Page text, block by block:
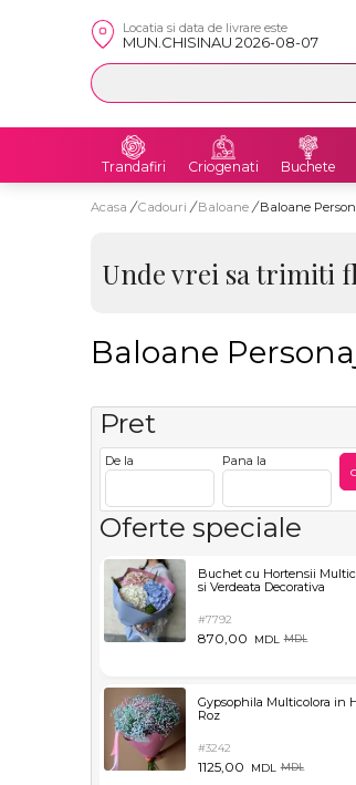
Locatia si data de livrare este
MUN.CHISINAU 2026-08-07
Trandafiri Criogenati Buchete
Acasa / Cadouri / Baloane / Baloane
Unde vrei sa trimiti
Baloane
Pret
De la Pana la
Oferte speciale
Buchet cu Hortensii
si Verdeata Decorativa
#7792
870,00 MDL MDL
Gypsophila Multicolora in
Roz
#3242
1125,00 MDL MDL